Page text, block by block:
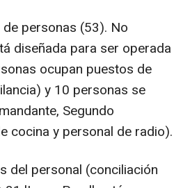
personas (53). No
diseñada para ser operada
ocupan puestos de
y 10 personas se
Segundo
cocina y personal de radio).
del personal (conciliación